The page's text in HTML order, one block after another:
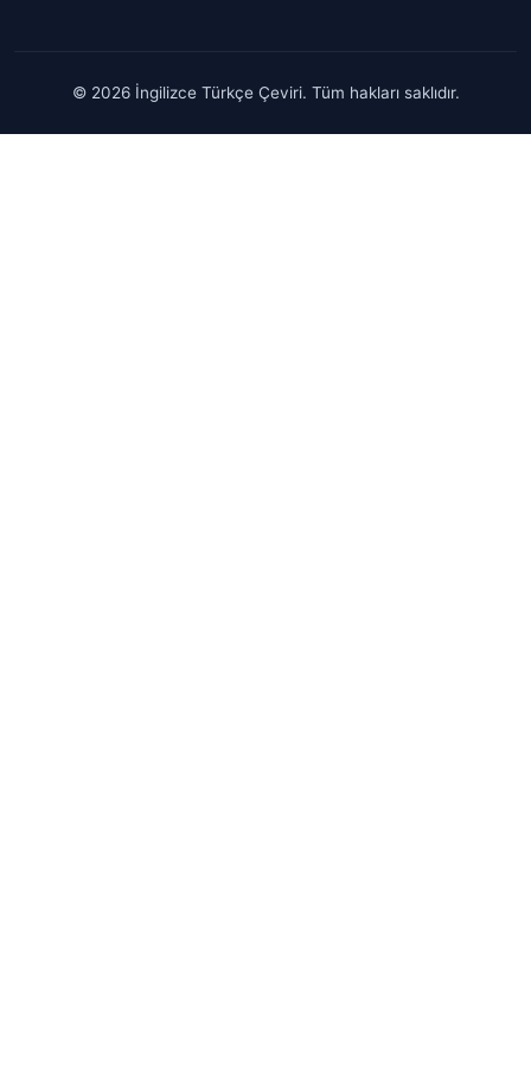
© 2026 İngilizce Türkçe Çeviri. Tüm hakları saklıdır.